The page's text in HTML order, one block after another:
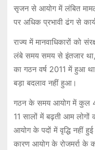
सृजन से आयोग में लंबित
पर अधिक प्रभावी ढंग से
राज्य में मानवाधिकारों को
लंबे समय समय से इंतजार
का गठन वर्ष 2011 में हुआ
बड़ा बदलाव नहीं हुआ।
गठन के समय आयोग में कुल
11 सालों में बढ़ती आम लोगों
आयोग के पदों में वृद्धि नहीं
कारण आयोग के रोजमर्रा के